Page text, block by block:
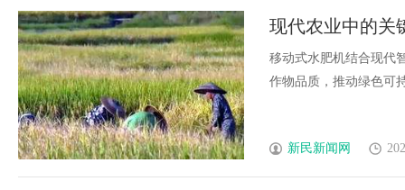
现代农业中的
景
移动式水肥机结合现代
作物品质，推动绿色可
新民新闻网